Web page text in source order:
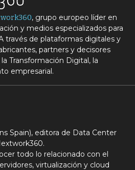
, grupo europeo líder en
y medios especializados para
través de plataformas digitales y
partners y decisores
Transformación Digital, la
empresarial.
Spain), editora de Data Center
todo lo relacionado con el
virtualización y cloud